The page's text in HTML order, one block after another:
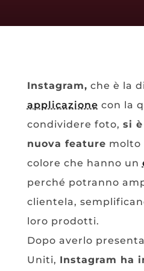
Instagram, che è la
applicazione con la
condividere foto, si
nuova feature molto
colore che hanno un
perché potranno
clientela,
loro prodotti.
Dopo averlo
Uniti, Instagram ha